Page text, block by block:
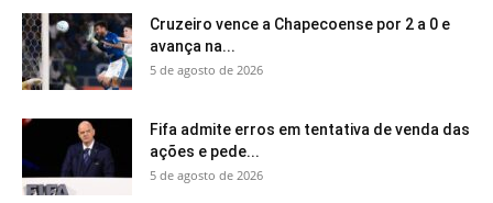
Cruzeiro vence a Chapecoense por 2 a 0 e
avança na...
5 de agosto de 2026
Fifa admite erros em tentativa de venda das
ações e pede...
5 de agosto de 2026